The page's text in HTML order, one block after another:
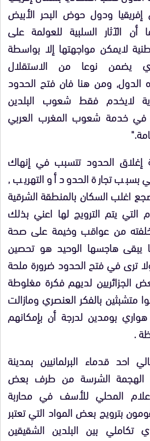
ودول حوض البحر الأبيض
الآثار السلبية للعولمة على
لايمكن مواجهتها إلا بواسطة
يضمن نوعا من الاستقلال
الدول, ومن هنا فان فتح الحدود
لايخدم فقط شعوب البلدين
خدمة شعوب المغرب العربي
إغلاق الحدود تتسبب في إنهاك
بسبب تجارة الحدود أو التهريب ,
اغلب السكان بالمنطقة الشرقية
يتم الترويج لها اعني بذلك
من عواقب وخيمة على صحة
يبقى هاجسها الوحيد هو تحصين
ترى في فتح الحدود ضرورة ملحة
الجزائريين لديهم فكرة مغلوطة
متشبثين بالفكر العنصري ومازالت
بومدين لدرجة أن بإمكانهم
.
احد قدماء البرلمانيين بمدينة
الهجمة الشرسة من طرف بعض
المحلي للأسف في محاربة
بترويج بعض المواد التي تعتبر
تكاملي بين البلدين الشقيقين